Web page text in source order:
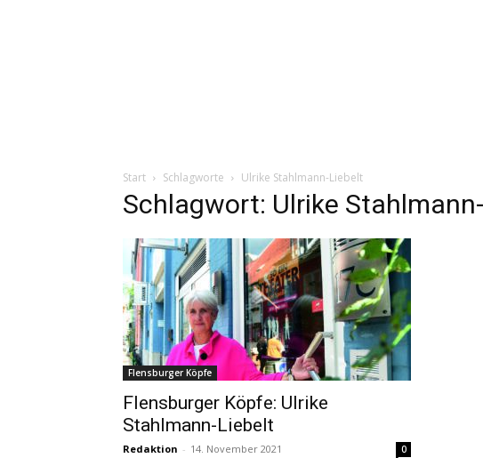
Start Schlagworte Ulrike Stahlmann-Liebelt
Schlagwort: Ulrike
Flensburger Köpfe
Flensburger Köpfe: Ulrike
Stahlmann-Liebelt
Redaktion - 14. November 2021 0